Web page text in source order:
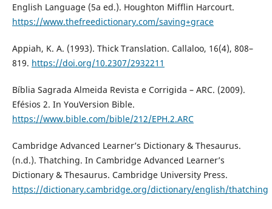
English Language (5a ed.). Houghton Mifflin Harcourt.
https://www.thefreedictionary.com/saving+grace
Appiah, K. A. (1993). Thick Translation. Callaloo, 16(4), 808–
819. https://doi.org/10.2307/2932211
Bíblia Sagrada Almeida Revista e Corrigida – ARC. (2009).
Efésios 2. In YouVersion Bible.
https://www.bible.com/bible/212/EPH.2.ARC
Cambridge Advanced Learner’s Dictionary & Thesaurus.
(n.d.). Thatching. In Cambridge Advanced Learner’s
Dictionary & Thesaurus. Cambridge University Press.
https://dictionary.cambridge.org/dictionary/english/thatching